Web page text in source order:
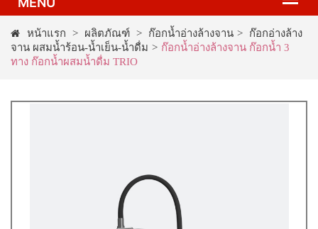
หน้าแรก > ผลิตภัณฑ์ > ก๊อกน้ำอ่างล้างจาน >
ก๊อกอ่างล้าง
จาน ผสมน้ำร้อน-น้ำเย็น-น้ำดื่ม > ก๊อกน้ำอ่างล้างจาน ก๊อกน้ำ 3
ทาง ก๊อกน้ำผสมน้ำดื่ม TRIO